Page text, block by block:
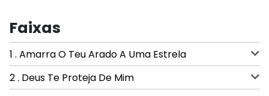
Faixas
1 . Amarra O Teu Arado A Uma Estrela
2 . Deus Te Proteja De Mim